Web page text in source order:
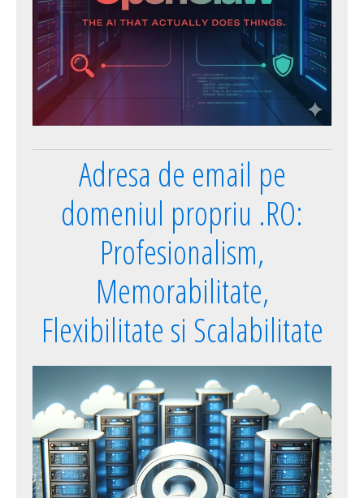
Adresa de email pe
domeniul propriu .RO:
Profesionalism,
Memorabilitate,
Flexibilitate si Scalabilitate